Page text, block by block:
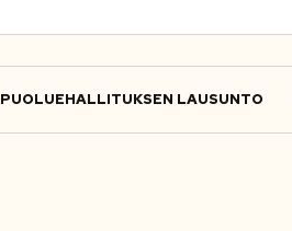
PUOLUEHALLITUKSEN LAUSUNTO